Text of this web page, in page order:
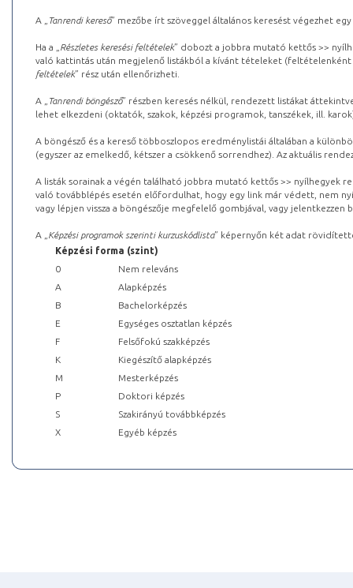
A „ Tanrendi kereső” mezőbe írt szöveggel általános keresést végezhet
Ha a „ Részletes keresési feltételek” dobozt a jobbra mutató kettős >>
való kattintás után megjelenő listákból a kívánt tételeket (feltételenként
feltételek” rész után ellenőrizheti.
A „ Tanrendi böngésző” részben keresés nélkül, rendezett listákat
lehet elkezdeni (oktatók, szakok, képzési programok, tanszékek, ill.
A böngésző és a kereső többoszlopos eredménylistái általában a
(egyszer az emelkedő, kétszer a csökkenő sorrendhez). Az aktuális
A listák sorainak a végén található jobbra mutató kettős >> nyílhegyek
való továbblépés esetén előfordulhat, hogy egy link már védett, nem
vagy lépjen vissza a böngészője megfelelő gombjával, vagy
A „ Képzési programok szerinti kurzuskódlista” képernyőn két adat
Képzési forma (szint)
0
Nem releváns
A
Alapképzés
B
Bachelorképzés
E
Egységes osztatlan képzés
F
Felsőfokú szakképzés
K
Kiegészítő alapképzés
M
Mesterképzés
P
Doktori képzés
S
Szakirányú továbbképzés
X
Egyéb képzés